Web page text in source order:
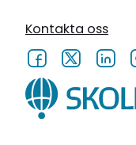
Kontakta oss